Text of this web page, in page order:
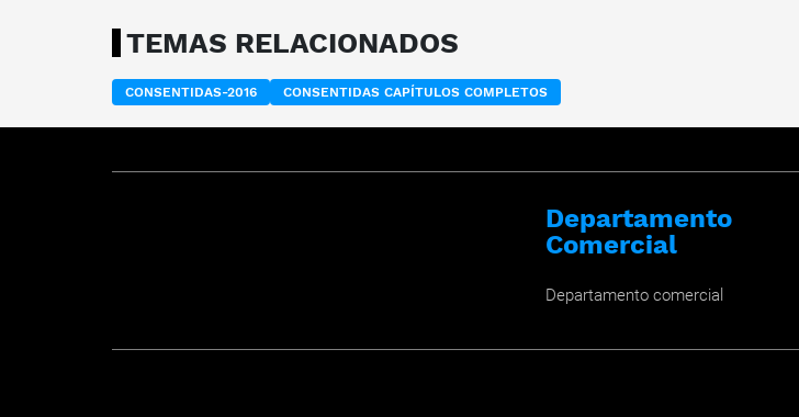
TEMAS RELACIONADOS
CONSENTIDAS-2016 CONSENTIDAS CAPÍTULOS COMPLETOS
Departamento
Comercial
Departamento comercial